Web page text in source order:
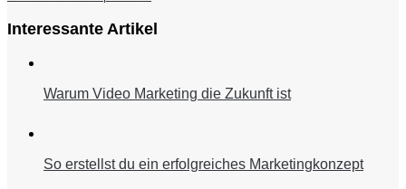
Interessante Artikel
Warum Video Marketing die Zukunft ist
So erstellst du ein erfolgreiches Marketingkonzept